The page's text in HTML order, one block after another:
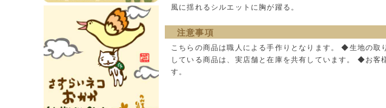
風に揺れるシルエットに胸が躍る。
注意事項
こちらの商品は職人による手作りとなります。 ◆生地の
している商品は、実店舗と在庫を共有しています。 ◆お客
す。